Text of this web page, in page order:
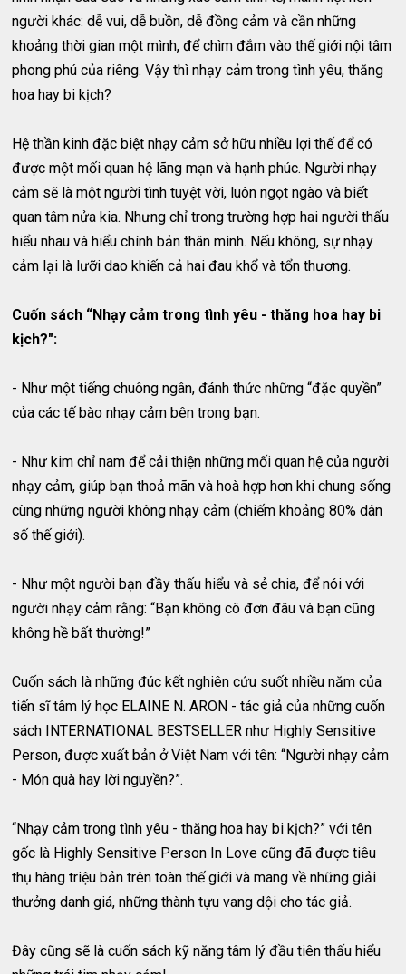
người khác: dễ vui, dễ buồn, dễ đồng cảm và cần những
khoảng thời gian một mình, để chìm đắm vào thế giới nội tâm
phong phú của riêng. Vậy thì nhạy cảm trong tình yêu, thăng
hoa hay bi kịch?
Hệ thần kinh đặc biệt nhạy cảm sở hữu nhiều lợi thế để có
được một mối quan hệ lãng mạn và hạnh phúc. Người nhạy
cảm sẽ là một người tình tuyệt vời, luôn ngọt ngào và biết
quan tâm nửa kia. Nhưng chỉ trong trường hợp hai người thấu
hiểu nhau và hiểu chính bản thân mình. Nếu không, sự nhạy
cảm lại là lưỡi dao khiến cả hai đau khổ và tổn thương.
Cuốn sách “Nhạy cảm trong tình yêu - thăng hoa hay bi
kịch?":
- Như một tiếng chuông ngân, đánh thức những “đặc quyền”
của các tế bào nhạy cảm bên trong bạn.
- Như kim chỉ nam để cải thiện những mối quan hệ của người
nhạy cảm, giúp bạn thoả mãn và hoà hợp hơn khi chung sống
cùng những người không nhạy cảm (chiếm khoảng 80% dân
số thế giới).
- Như một người bạn đầy thấu hiểu và sẻ chia, để nói với
người nhạy cảm rằng: “Bạn không cô đơn đâu và bạn cũng
không hề bất thường!”
Cuốn sách là những đúc kết nghiên cứu suốt nhiều năm của
tiến sĩ tâm lý học ELAINE N. ARON - tác giả của những cuốn
sách INTERNATIONAL BESTSELLER như Highly Sensitive
Person, được xuất bản ở Việt Nam với tên: “Người nhạy cảm
- Món quà hay lời nguyền?”.
“Nhạy cảm trong tình yêu - thăng hoa hay bi kịch?” với tên
gốc là Highly Sensitive Person In Love cũng đã được tiêu
thụ hàng triệu bản trên toàn thế giới và mang về những giải
thưởng danh giá, những thành tựu vang dội cho tác giả.
Đây cũng sẽ là cuốn sách kỹ năng tâm lý đầu tiên thấu hiểu